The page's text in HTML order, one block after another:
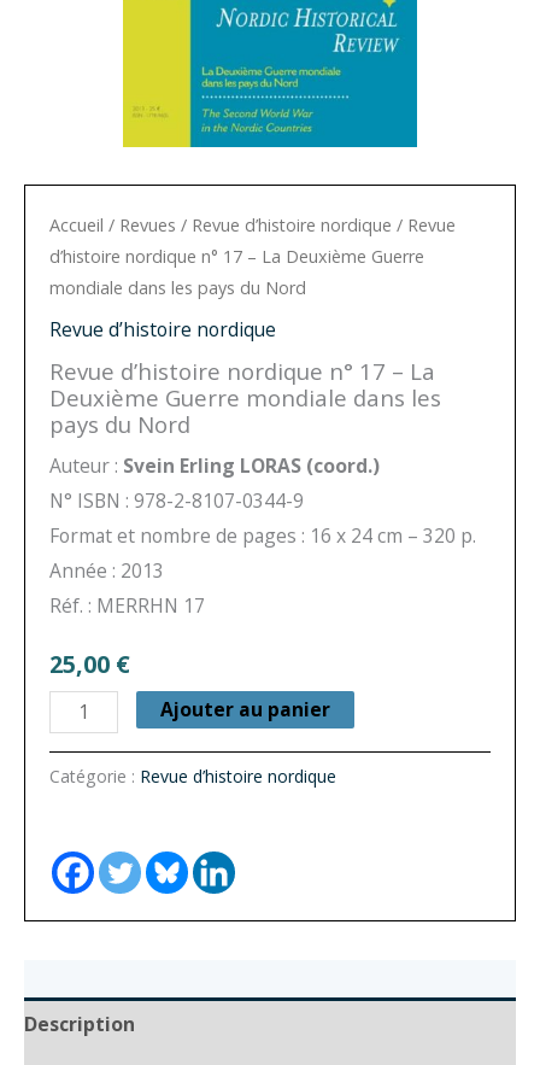
Accueil / Revues / Revue d’histoire nordique / Revue
d’histoire nordique n° 17 – La Deuxième Guerre
mondiale dans les pays du Nord
Revue d’histoire nordique
Revue d’histoire nordique n° 17 – La
Deuxième Guerre mondiale dans les
pays du Nord
Auteur : Svein Erling LORAS (coord.)
N° ISBN : 978-2-8107-0344-9
Format et nombre de pages : 16 x 24 cm – 320 p.
Année : 2013
Réf. : MERRHN 17
25,00 €
quantité
de
Revue
nordique
n°
17
Deuxième
Ajouter au panier
Catégorie : Revue d’histoire nordique
Description